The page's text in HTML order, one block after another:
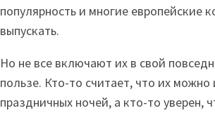
популярность и многие европейские
выпускать.
Но не все включают их в свой
пользе. Кто-то считает, что их
праздничных ночей, а кто-то уверен,